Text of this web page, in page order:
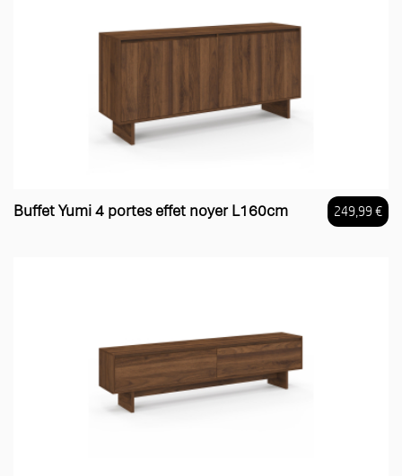
Buffet Yumi 4 portes effet noyer L160cm
Prix
249,99 €